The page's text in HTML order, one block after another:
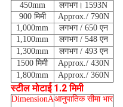
450mm लगभग। 1593N
900 मिमी
Approx./ 790N
1,000mm
लगभग / 650 एन
1,100mm
लगभग / 548 एन
1,300mm
लगभग / 493 एन
1500 मिमी
Approx./ 430N
1,800mm
Approx./ 360N
स्टील मोटाई 1.2 मिमी
DimensionAआनुपातिक सीमा भार